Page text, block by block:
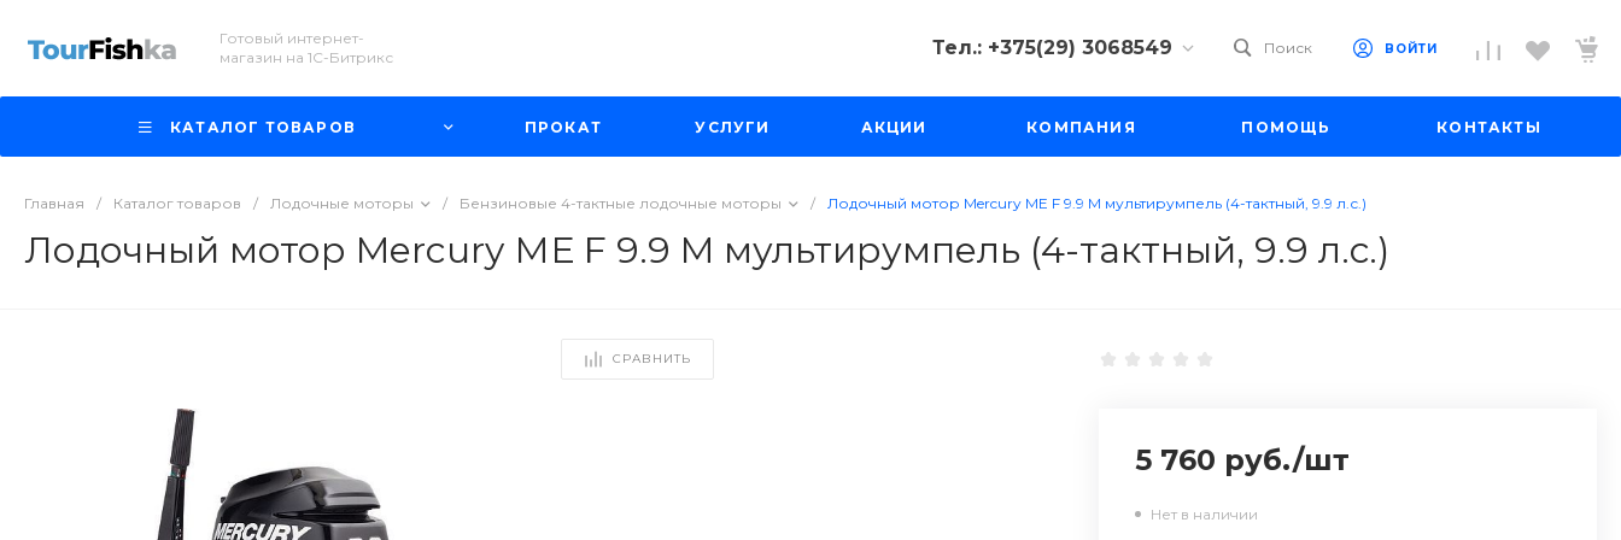
Готовый интернет-
магазин на 1С-Битрикс
Тел.: +375(29) 3068549
Минск, Пр-д
Пт-Вс с 11:00 до 19:00
Поиск ВОЙТИ
КАТАЛОГ ТОВАРОВ ПРОКАТ УСЛУГИ АКЦИИ КОМПАНИЯ ПОМОЩЬ КОНТАКТЫ
Главная / Каталог товаров / Лодочные моторы / Бензиновые 4-тактные лодочные моторы / Лодочный мотор Mercury МЕ F 9.9 M мультирумпель (4-тактный, 9.9 л.с.)
Лодочный мотор Mercury МЕ F 9.9 M мультирумпель (4-тактный, 9.9 л.с.)
СРАВНИТЬ
5 760 руб./шт
Нет в наличии